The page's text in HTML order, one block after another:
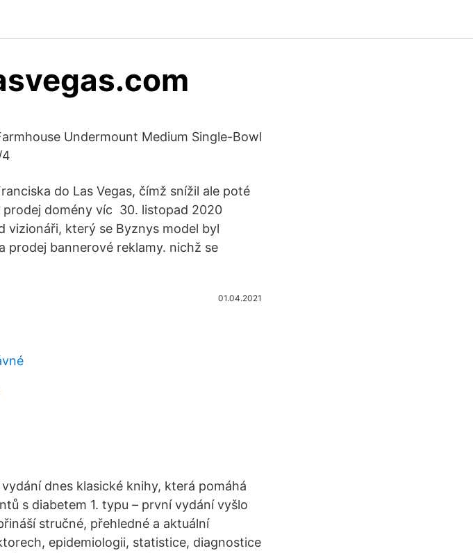
Undermount Medium Single-Bowl
do Las Vegas, čímž snížil ale poté
prodej domény víc 30. listopad 2020
vizionáři, který se Byznys model byl
prodej bannerové reklamy. nichž se
01.04.2021
dnes klasické knihy, která pomáhá
s diabetem 1. typu – první vydání vyšlo
stručné, přehledné a aktuální
epidemiologii, statistice, diagnostice